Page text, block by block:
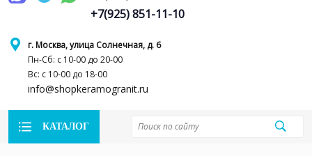
г. Москва, улица Солнечная, д. 6
Пн-Сб: с 10-00 до 20-00
Вс: с 10-00 до 18-00
info@shopkeramogranit.ru
+7(925) 851-11-10
КАТАЛОГ